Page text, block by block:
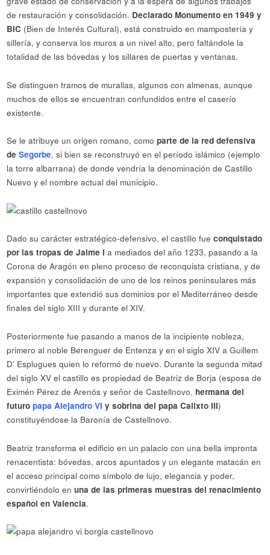
de restauración y consolidación. Declarado Monumento en 1949 y
BIC (Bien de Interés Cultural), está construido en mampostería y
sillería, y conserva los muros a un nivel alto, pero faltándole la
totalidad de las bóvedas y los sillares de puertas y ventanas.
Se distinguen tramos de murallas, algunos con almenas, aunque
muchos de ellos se encuentran confundidos entre el caserío
existente.
Se le atribuye un origen romano, comoparte de la red defensiva
deSegorbe, si bien se reconstruyó en el período islámico (ejemplo
la torre albarrana) de donde vendría la denominación de Castillo
Nuevo y el nombre actual del municipio.
Dado su carácter estratégico-defensivo, el castillo fueconquistado
por las tropas de Jaime I a mediados del año 1233, pasando a la
Corona de Aragón en pleno proceso de reconquista cristiana, y de
expansión y consolidación de uno de los reinos peninsulares más
importantes que extendió sus dominios por el Mediterráneo desde
finales del siglo XIII y durante el XIV.
Posteriormente fue pasando a manos de la incipiente nobleza,
primero al noble Berenguer de Entenza y en el siglo XIV a Guillem
D’ Esplugues quien lo reformó de nuevo. Durante la segunda mitad
del siglo XV el castillo es propiedad de Beatriz de Borja (esposa de
Eximén Pérez de Arenós y señor de Castellnovo, hermana del
futuropapa Alejandro VI y sobrina del papa Calixto III)
constituyéndose la Baronía de Castellnovo.
Beatriz transforma el edificio en un palacio con una bella impronta
renacentista: bóvedas, arcos apuntados y un elegante matacán en
el acceso principal como símbolo de lujo, elegancia y poder,
convirtiéndolo enuna de las primeras muestras del renacimiento
español en Valencia.